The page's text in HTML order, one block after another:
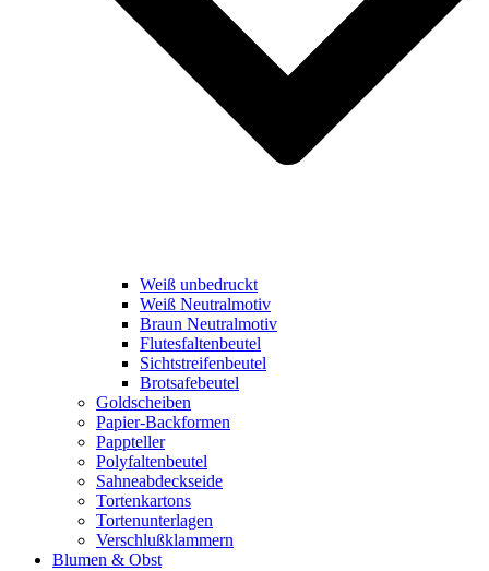
Weiß unbedruckt
Weiß Neutralmotiv
Braun Neutralmotiv
Flutesfaltenbeutel
Sichtstreifenbeutel
Brotsafebeutel
Goldscheiben
Papier-Backformen
Pappteller
Polyfaltenbeutel
Sahneabdeckseide
Tortenkartons
Tortenunterlagen
Verschlußklammern
Blumen & Obst